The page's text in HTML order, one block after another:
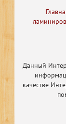
Данный
качестве